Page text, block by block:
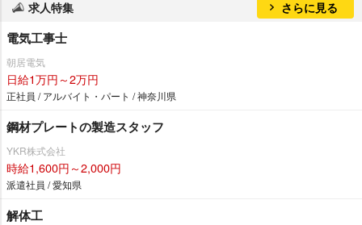
求人特集 さらに見る
電気工事士
朝居電気
日給1万円～2万円
正社員 / アルバイト・パート / 神奈川県
鋼材プレートの製造スタッフ
YKR株式会社
時給1,600円～2,000円
派遣社員 / 愛知県
解体工